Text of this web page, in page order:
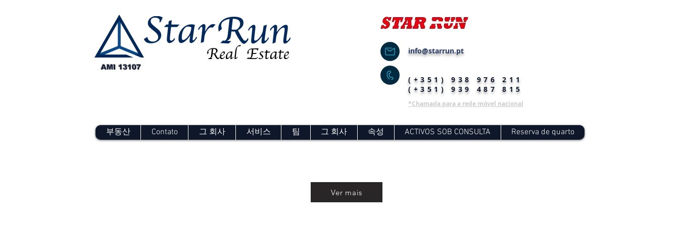
AMI 13107
info@starrun.pt
(+351) 938 976 211
(+351) 939 487 815
*Chamada para a rede móvel nacional
부동산 Contato 그 회사 서비스 팀 그 회사 속성 ACTIVOS SOB CONSULTA Reserva de quarto
Ver mais